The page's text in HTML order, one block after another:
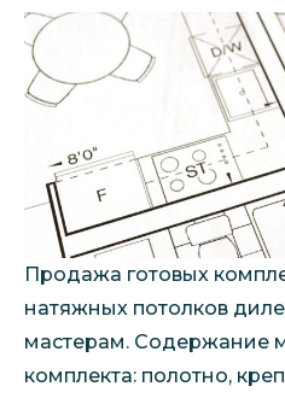
Продажа готовых
натяжных потолков
мастерам. Содержание
комплекта: полотно,